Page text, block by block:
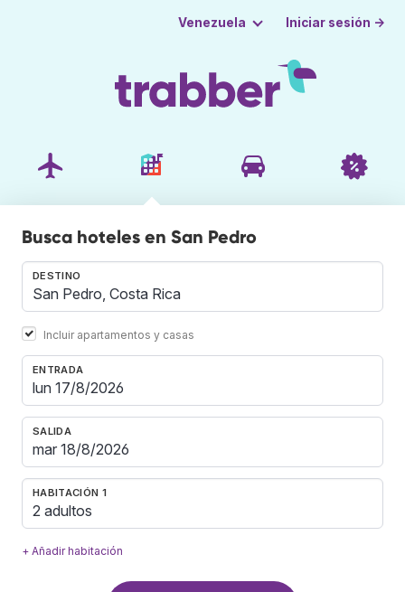
Venezuela Iniciar sesión →
Busca hoteles en San Pedro
DESTINO
Incluir apartamentos y casas
ENTRADA
SALIDA
HABITACIÓN 1
2 adultos
+ Añadir habitación